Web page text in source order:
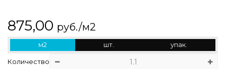
875,00 руб./м2
м2 шт. упак.
Количество